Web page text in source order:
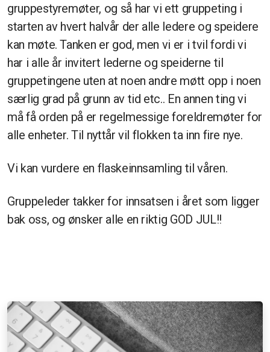
gruppestyremøter, og så har vi ett gruppeting i
starten av hvert halvår der alle ledere og speidere
kan møte. Tanken er god, men vi er i tvil fordi vi
har i alle år invitert lederne og speiderne til
gruppetingene uten at noen andre møtt opp i noen
særlig grad på grunn av tid etc.. En annen ting vi
må få orden på er regelmessige foreldremøter for
alle enheter. Til nyttår vil flokken ta inn fire nye.
Vi kan vurdere en flaskeinnsamling til våren.
Gruppeleder takker for innsatsen i året som ligger
bak oss, og ønsker alle en riktig GOD JUL!!